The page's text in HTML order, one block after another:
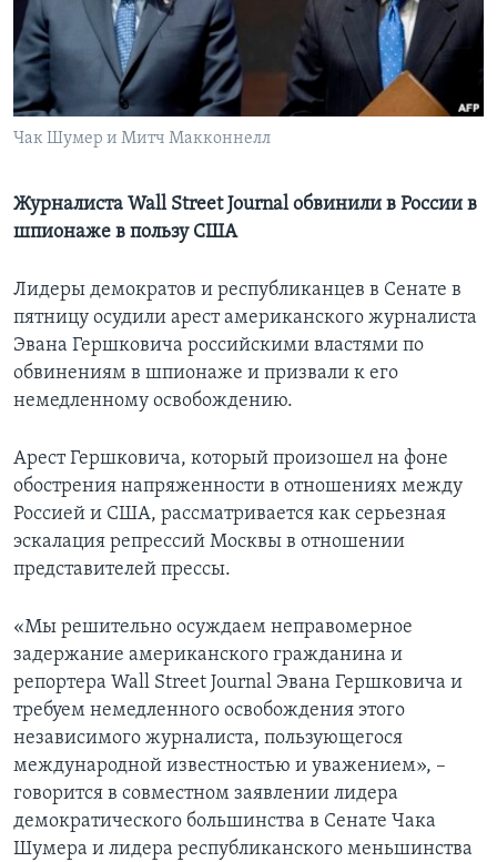
Learning English
СОЦИАЛЬНЫЕ СЕТИ
Языки
Чак Шумер и Митч Макконнелл
Журналиста Wall Street Journal обвинили в России в
шпионаже в пользу США
Лидеры демократов и республиканцев в Сенате в
пятницу осудили арест американского журналиста
Эвана Гершковича российскими властями по
обвинениям в шпионаже и призвали к его
немедленному освобождению.
Арест Гершковича, который произошел на фоне
обострения напряженности в отношениях между
Россией и США, рассматривается как серьезная
эскалация репрессий Москвы в отношении
представителей прессы.
«Мы решительно осуждаем неправомерное
задержание американского гражданина и
репортера Wall Street Journal Эвана Гершковича и
требуем немедленного освобождения этого
независимого журналиста, пользующегося
международной известностью и уважением», –
говорится в совместном заявлении лидера
демократического большинства в Сенате Чака
Шумера и лидера республиканского меньшинства